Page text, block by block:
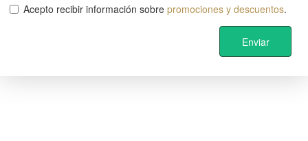
Acepto recibir información sobre promociones y descuentos.
Enviar